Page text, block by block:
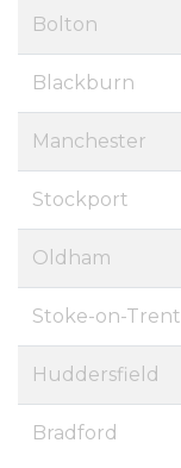
Bolton
Blackburn
Manchester
Stockport
Oldham
Stoke-on-Trent
Huddersfield
Bradford